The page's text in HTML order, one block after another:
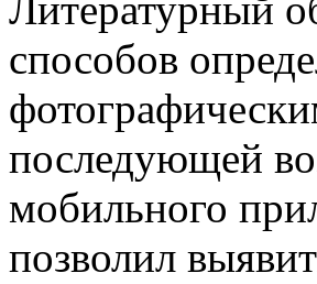
способов
последующей
мобильного
позволил